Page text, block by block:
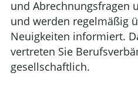
und Abrechnungsfragen
und werden regelmäßig
Neuigkeiten informiert.
vertreten Sie
gesellschaftlich.